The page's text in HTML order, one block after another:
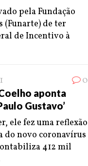
pela Fundação
(Funarte) de ter
de Incentivo à
0
aponta
Gustavo’
ele fez uma reflexão
do novo coronavírus
412 mil